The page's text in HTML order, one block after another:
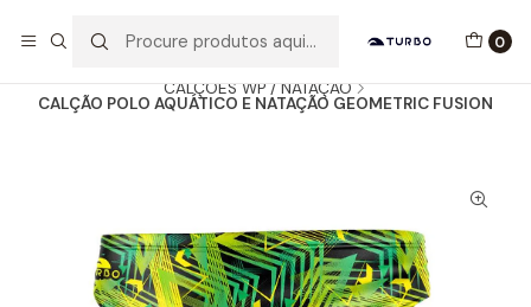
0
CALÇÕES WP / NATAÇÃO
CALÇÃO POLO AQUÁTICO E NATAÇÃO GEOMETRIC FUSION